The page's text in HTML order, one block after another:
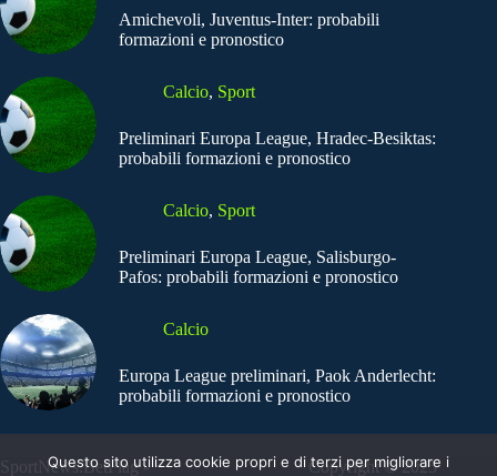
Amichevoli, Juventus-Inter: probabili
formazioni e pronostico
Calcio, Sport
Preliminari Europa League, Hradec-Besiktas:
probabili formazioni e pronostico
Calcio, Sport
Preliminari Europa League, Salisburgo-
Pafos: probabili formazioni e pronostico
Calcio
Europa League preliminari, Paok Anderlecht:
probabili formazioni e pronostico
SportNews.BetFlag - Copyright © 2025
Questo sito utilizza cookie propri e di terzi per migliorare i